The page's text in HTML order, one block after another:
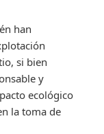
han
si bien
y
ecológico
la toma de